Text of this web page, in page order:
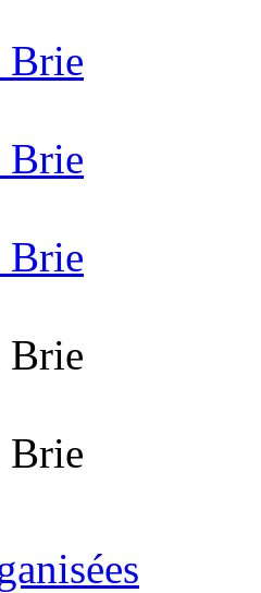
Brie
Brie
Brie
Brie
Brie